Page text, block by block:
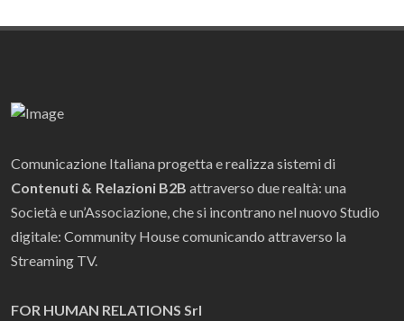
Comunicazione Italiana progetta e realizza sistemi di
Contenuti & Relazioni B2B attraverso due realtà: una
Società e un’Associazione, che si incontrano nel nuovo Studio
digitale: Community House comunicando attraverso la
Streaming TV.
FOR HUMAN RELATIONS Srl